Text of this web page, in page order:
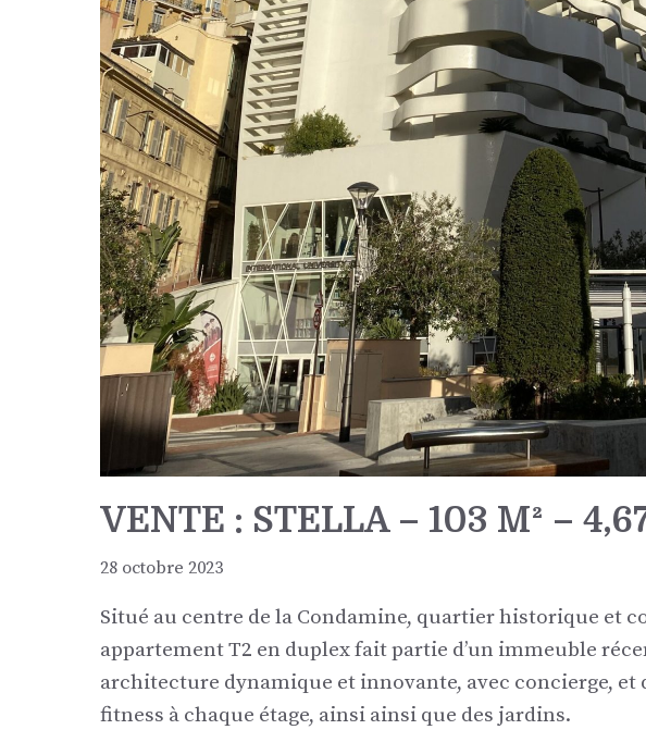
VENTE : STELLA – 103 M² –
28 octobre 2023
Situé au centre de la Condamine, quartier historique et
appartement T2 en duplex fait partie d’un immeuble
architecture dynamique et innovante, avec concierge, et
fitness à chaque étage, ainsi ainsi que des jardins.